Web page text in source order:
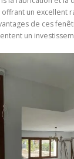
offrant un excellent
de ces
un